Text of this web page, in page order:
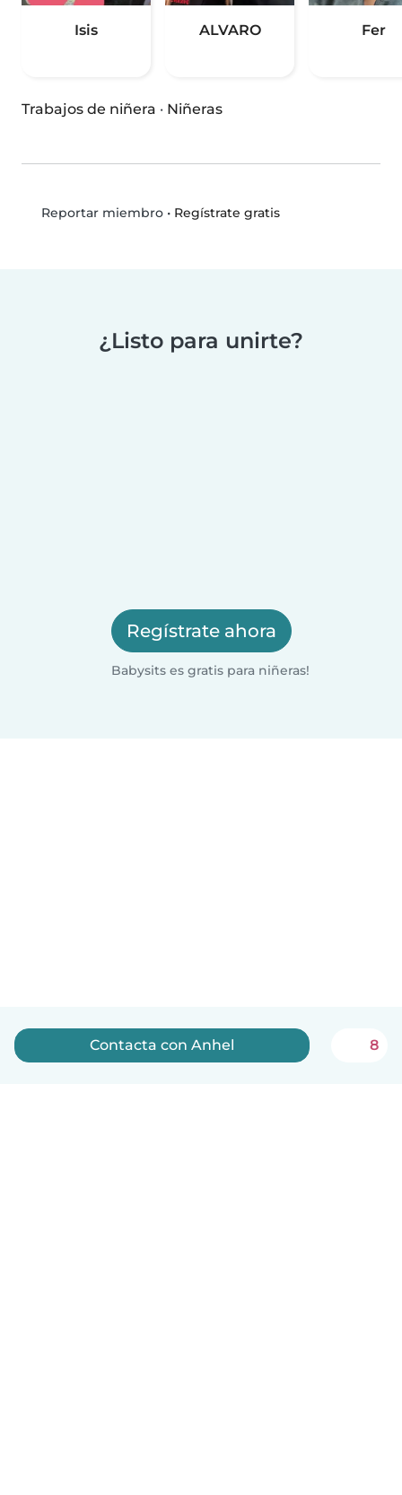
Isis ALVARO Fer
Trabajos de niñera · Niñeras
Reportar miembro• Regístrate gratis
¿Listo para unirte?
Regístrate ahora
Babysits es gratis para niñeras!
Contacta con Anhel 8